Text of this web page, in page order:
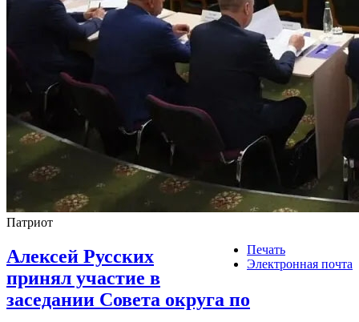
Патриот
Печать
Электронная почта
Алексей Русских
принял участие в
заседании Совета округа по